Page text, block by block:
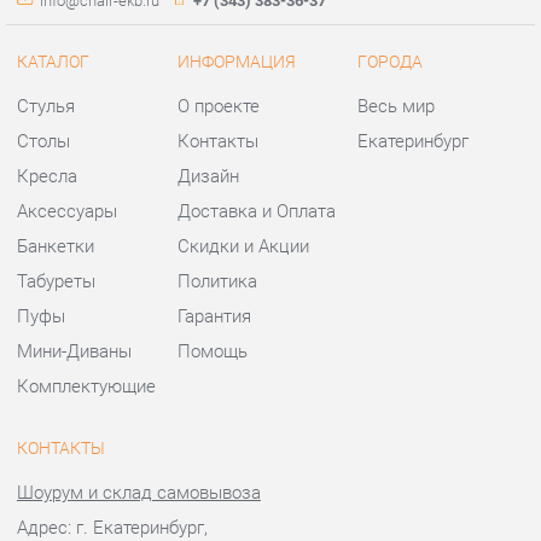
Аксессуары
Табуреты
Пуфы
Мини-Диваны
Комплектующие
Доставка и Оплата
Политика
Гарантия
Помощь
Шоурум и склад самовывоза
Адрес: г. Екатеринбург,
ул.Металлургов, 84
Телефон: +7 (343) 383-36-37
Пн - Пт:10:00 - 20:00 (GMT+5)